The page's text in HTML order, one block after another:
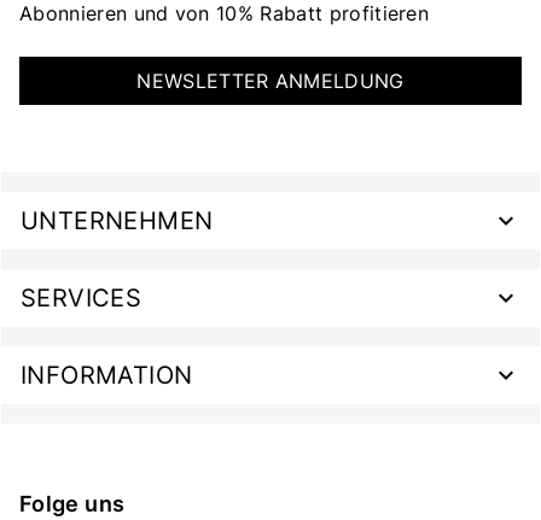
Abonnieren und von 10% Rabatt profitieren
NEWSLETTER ANMELDUNG
UNTERNEHMEN
SERVICES
INFORMATION
Folge uns